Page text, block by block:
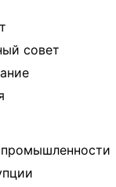
совет
промышленности